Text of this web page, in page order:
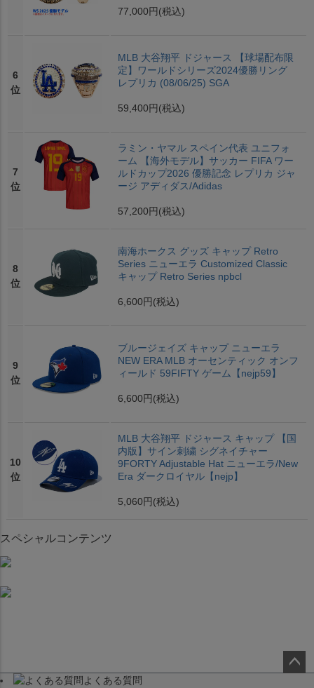
77,000円 (税込)
6
位
MLB 大谷翔平 ドジャース 【球場配布限
定】ワールドシリーズ2024優勝リング
レプリカ (08/06/25) SGA
59,400円 (税込)
7
位
ラミン・ヤマル スペイン代表 ユニフォ
ーム 【海外モデル】サッカー FIFA ワー
ルドカップ2026 優勝記念 レプリカ ジャ
ージ アディダス/Adidas
57,200円 (税込)
8
位
南海ホークス グッズ キャップ Retro
Series ニューエラ Customized Classic
キャップ Retro Series npbcl
6,600円 (税込)
9
位
ブルージェイズ キャップ ニューエラ
NEW ERA MLB オーセンティック オンフ
ィールド 59FIFTY ゲーム【nejp59】
6,600円 (税込)
10
位
MLB 大谷翔平 ドジャース キャップ 【国
内版】サイン刺繍 シグネイチャー
9FORTY Adjustable Hat ニューエラ/New
Era ダークロイヤル【nejp】
5,060円 (税込)
スペシャルコンテンツ
よくある質問